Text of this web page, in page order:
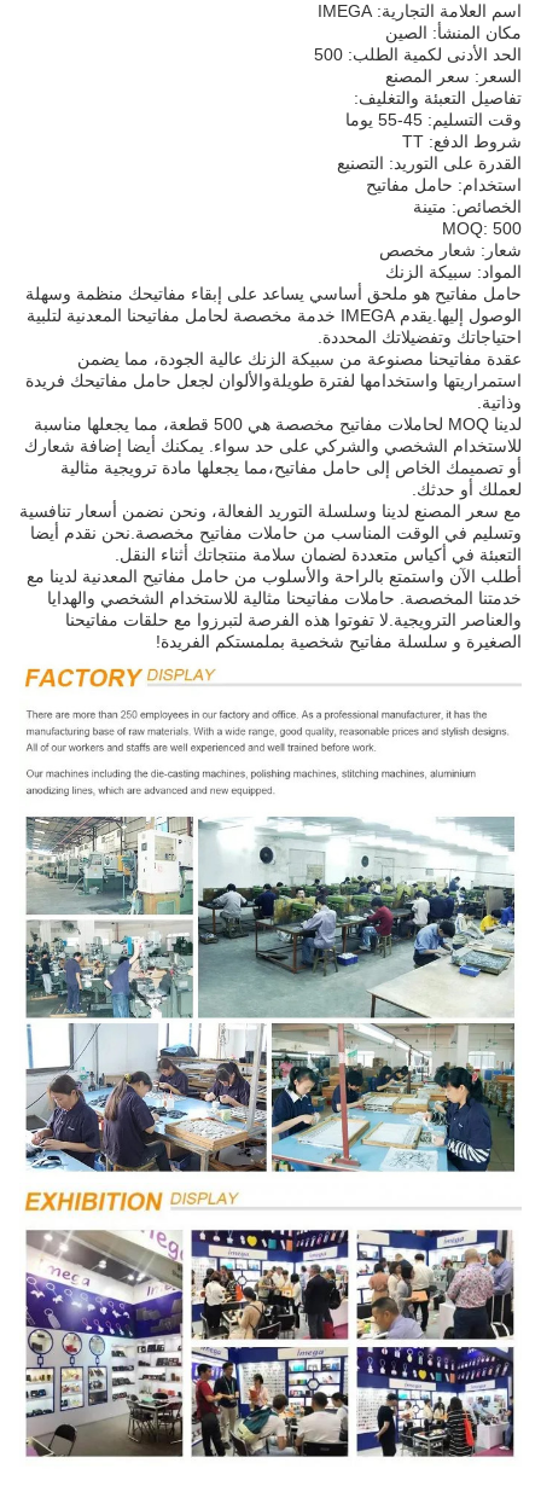
اسم العلامة التجارية: IMEGA
مكان المنشأ: الصين
الحد الأدنى لكمية الطلب: 500
السعر: سعر المصنع
تفاصيل التعبئة والتغليف:
وقت التسليم: 45-55 يوما
شروط الدفع: TT
القدرة على التوريد: التصنيع
استخدام: حامل مفاتيح
الخصائص: متينة
MOQ: 500
شعار: شعار مخصص
المواد: سبيكة الزنك
حامل مفاتيح هو ملحق أساسي يساعد على إبقاء مفاتيحك منظمة وسهلة
الوصول إليها.يقدم IMEGA خدمة مخصصة لحامل مفاتيحنا المعدنية لتلبية
احتياجاتك وتفضيلاتك المحددة.
عقدة مفاتيحنا مصنوعة من سبيكة الزنك عالية الجودة، مما يضمن
استمراريتها واستخدامها لفترة طويلةوالألوان لجعل حامل مفاتيحك فريدة
وذاتية.
لدينا MOQ لحاملات مفاتيح مخصصة هي 500 قطعة، مما يجعلها مناسبة
للاستخدام الشخصي والشركي على حد سواء. يمكنك أيضا إضافة شعارك
أو تصميمك الخاص إلى حامل مفاتيح،مما يجعلها مادة ترويجية مثالية
لعملك أو حدثك.
مع سعر المصنع لدينا وسلسلة التوريد الفعالة، ونحن نضمن أسعار تنافسية
وتسليم في الوقت المناسب من حاملات مفاتيح مخصصة.نحن نقدم أيضا
التعبئة في أكياس متعددة لضمان سلامة منتجاتك أثناء النقل.
أطلب الآن واستمتع بالراحة والأسلوب من حامل مفاتيح المعدنية لدينا مع
خدمتنا المخصصة. حاملات مفاتيحنا مثالية للاستخدام الشخصي والهدايا
والعناصر الترويجية.لا تفوتوا هذه الفرصة لتبرزوا مع حلقات مفاتيحنا
الصغيرة و سلسلة مفاتيح شخصية بملمستكم الفريدة!